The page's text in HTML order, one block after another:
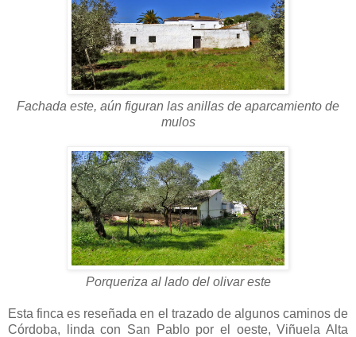
Fachada este, aún figuran las anillas de aparcamiento de
mulos
Porqueriza al lado del olivar este
Esta finca es reseñada en el trazado de algunos caminos de
Córdoba, linda con San Pablo por el oeste, Viñuela Alta